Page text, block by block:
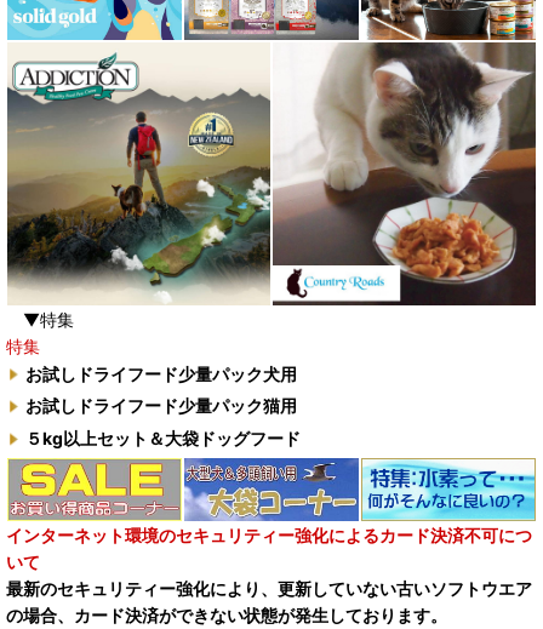
▼特集
特集
お試しドライフード少量パック犬用
お試しドライフード少量パック猫用
５kg以上セット＆大袋ドッグフード
インターネット環境のセキュリティー強化によるカード決済不可につ
いて
最新のセキュリティー強化により、更新していない古いソフトウエア
の場合、カード決済ができない状態が発生しております。